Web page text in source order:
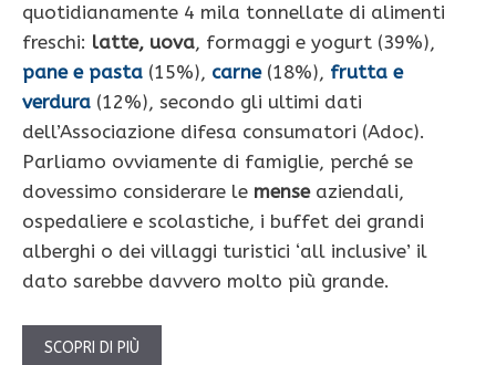
quotidianamente 4 mila tonnellate di alimenti
freschi: latte, uova, formaggi e yogurt (39%),
pane e pasta (15%), carne (18%), frutta e
verdura (12%), secondo gli ultimi dati
dell’Associazione difesa consumatori (Adoc).
Parliamo ovviamente di famiglie, perché se
dovessimo considerare le mense aziendali,
ospedaliere e scolastiche, i buffet dei grandi
alberghi o dei villaggi turistici ‘all inclusive’ il
dato sarebbe davvero molto più grande.
SCOPRI DI PIÙ